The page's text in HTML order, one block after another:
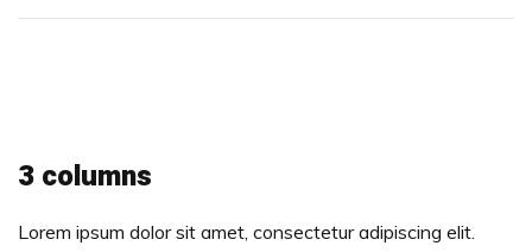
3 columns
Lorem ipsum dolor sit amet, consectetur adipiscing elit.